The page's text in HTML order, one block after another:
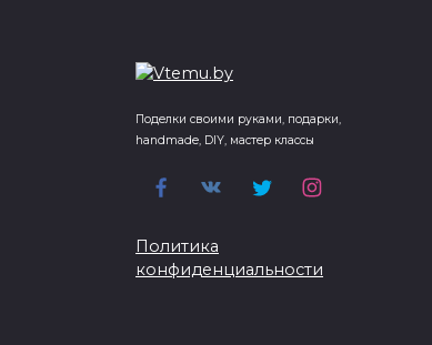
Поделки своими руками, подарки,
handmade, DIY, мастер классы
Политика
конфиденциальности